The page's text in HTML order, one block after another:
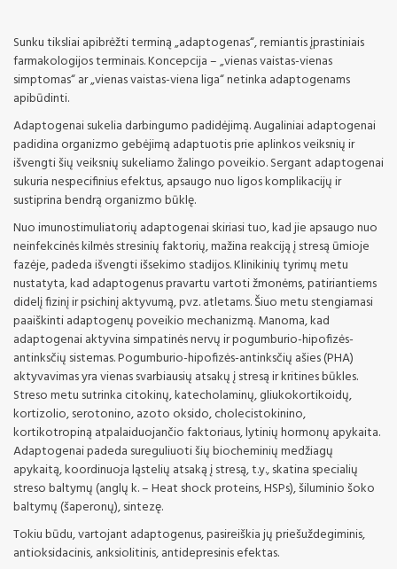
Sunku tiksliai apibrėžti terminą „adaptogenas“, remiantis įprastiniais
farmakologijos terminais. Koncepcija – „vienas vaistas-vienas
simptomas“ ar „vienas vaistas-viena liga“ netinka adaptogenams
apibūdinti.
Adaptogenai sukelia darbingumo padidėjimą. Augaliniai adaptogenai
padidina organizmo gebėjimą adaptuotis prie aplinkos veiksnių ir
išvengti šių veiksnių sukeliamo žalingo poveikio. Sergant adaptogenai
sukuria nespecifinius efektus, apsaugo nuo ligos komplikacijų ir
sustiprina bendrą organizmo būklę.
Nuo imunostimuliatorių adaptogenai skiriasi tuo, kad jie apsaugo nuo
neinfekcinės kilmės stresinių faktorių, mažina reakciją į stresą ūmioje
fazėje, padeda išvengti išsekimo stadijos. Klinikinių tyrimų metu
nustatyta, kad adaptogenus pravartu vartoti žmonėms, patiriantiems
didelį fizinį ir psichinį aktyvumą, pvz. atletams. Šiuo metu stengiamasi
paaiškinti adaptogenų poveikio mechanizmą. Manoma, kad
adaptogenai aktyvina simpatinės nervų ir pogumburio-hipofizės-
antinksčių sistemas. Pogumburio-hipofizės-antinksčių ašies (PHA)
aktyvavimas yra vienas svarbiausių atsakų į stresą ir kritines būkles.
Streso metu sutrinka citokinų, katecholaminų, gliukokortikoidų,
kortizolio, serotonino, azoto oksido, cholecistokinino,
kortikotropiną atpalaiduojančio faktoriaus, lytinių hormonų apykaita.
Adaptogenai padeda sureguliuoti šių biocheminių medžiagų
apykaitą, koordinuoja ląstelių atsaką į stresą, t.y., skatina specialių
streso baltymų (anglų k. – Heat shock proteins, HSPs), šiluminio šoko
baltymų (šaperonų), sintezę.
Tokiu būdu, vartojant adaptogenus, pasireiškia jų priešuždegiminis,
antioksidacinis, anksiolitinis, antidepresinis efektas.